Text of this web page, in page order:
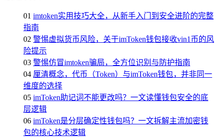
01 imtoken实用技巧大全，从新手入门到安全进阶的完整
指南
02 警惕虚拟货币风险，关于imToken钱包接收vin1币的风
险提示
03 警惕仿冒imtoken骗局，全方位识别与防护指南
04 厘清概念，代币（Token）与imToken钱包，并非同一
维度的选择
05 imToken助记词不能更改吗？一文读懂钱包安全的底
层逻辑
06 imToken是分层确定性钱包吗？一文拆解主流加密钱
包的核心技术逻辑